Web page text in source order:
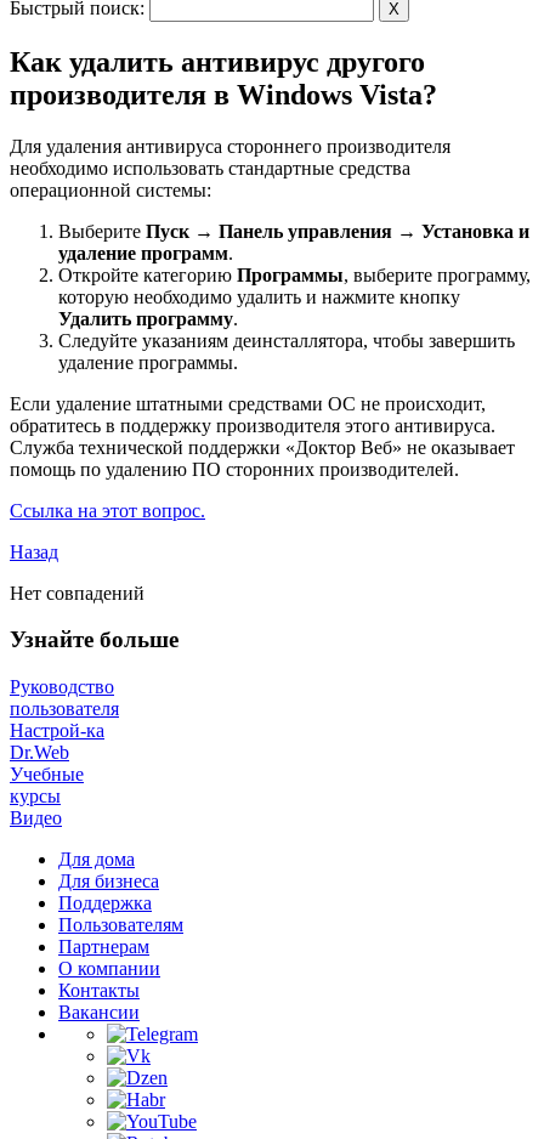
Быстрый поиск: X
Как удалить антивирус другого
производителя в Windows Vista?
Для удаления антивируса стороннего производителя
необходимо использовать стандартные средства
операционной системы:
Выберите Пуск → Панель управления → Установка и
удаление программ.
Откройте категорию Программы, выберите программу,
которую необходимо удалить и нажмите кнопку
Удалить программу.
Следуйте указаниям деинсталлятора, чтобы завершить
удаление программы.
Если удаление штатными средствами ОС не происходит,
обратитесь в поддержку производителя этого антивируса.
Служба технической поддержки «Доктор Веб» не оказывает
помощь по удалению ПО сторонних производителей.
Ссылка на этот вопрос.
Назад
Нет совпадений
Узнайте больше
Руководство
пользователя
Настрой-ка
Dr.Web
Учебные
курсы
Видео
Для дома
Для бизнеса
Поддержка
Пользователям
Партнерам
О компании
Контакты
Вакансии